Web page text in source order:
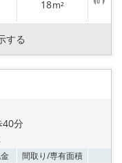
登
録
18m² お
気
に
登
する
40分
間取り/専有面積